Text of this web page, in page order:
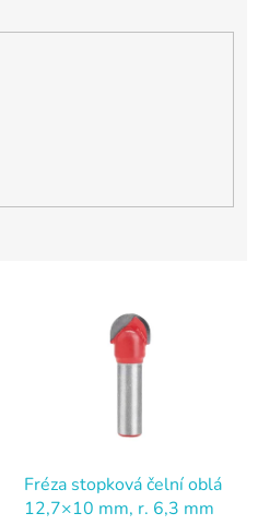
Fréza stopková čelní oblá
12,7×10 mm, r. 6,3 mm